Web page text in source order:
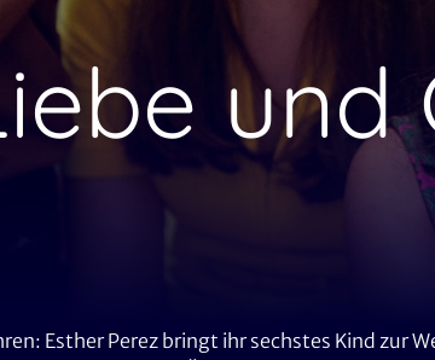
und
Esther Perez bringt ihr sechstes Kind zur